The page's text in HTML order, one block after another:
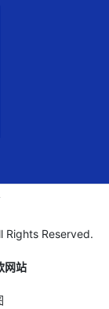
Rights Reserved.
网站